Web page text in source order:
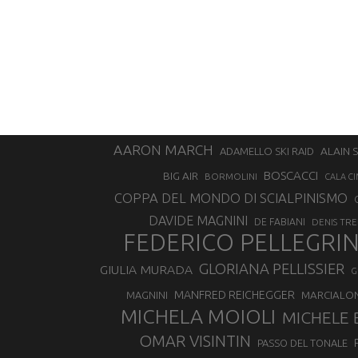
AARON MARCH ADAMELLO SKI RAID ALAIN
BIG AIR
BORMOLINI BOSCACCI CALA
COPPA DEL MONDO DI SCIALPINISMO
DAVIDE MAGNINI DE FABIANI DENIS
FEDERICO
GIULIA MURADA GLORIANA PELLISSIER
MAGNINI MANFRED REICHEGGER
MICHELA MOIOLI MICHELE
OMAR VISINTIN PASSO DEL TONALE